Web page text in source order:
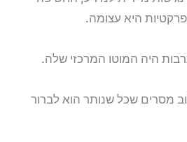
פרקטיות היא עצומה.
היה המוטו המרכזי שלה.
מסרים שכל שנותר הוא לברור